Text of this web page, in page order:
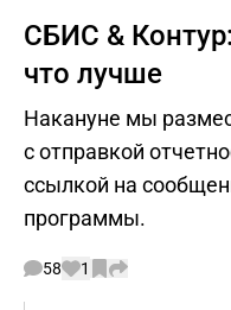
СБИС &
что лучше
Накануне мы
с отправкой
ссылкой на
программы.
58 1